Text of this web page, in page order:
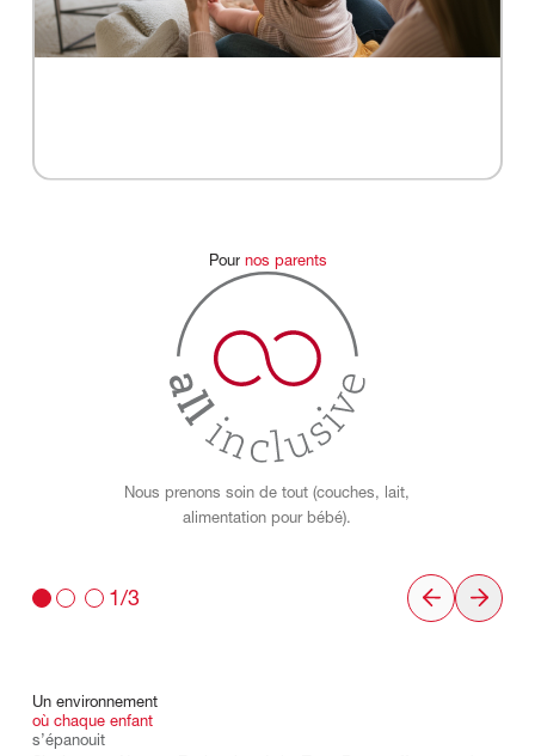
Pour nos parents
Nous prenons soin de tout (couches, lait,
alimentation pour bébé).
1/3
Un environnement
où chaque enfant
s’épanouit